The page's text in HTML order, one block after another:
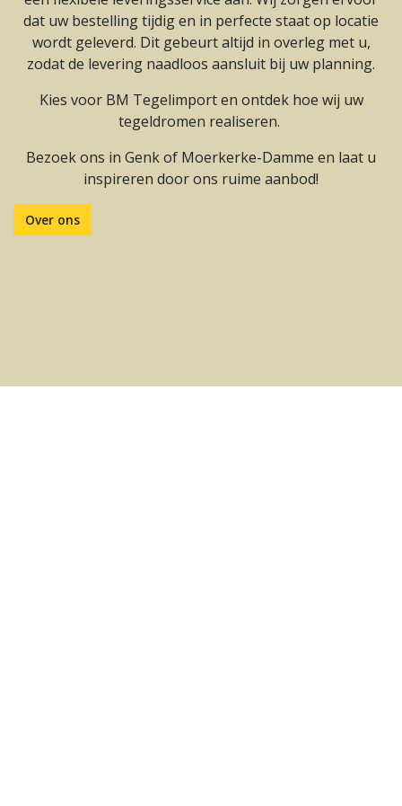
dat uw bestelling tijdig en in perfecte staat op locatie
wordt geleverd. Dit gebeurt altijd in overleg met u,
zodat de levering naadloos aansluit bij uw planning.
Kies voor BM Tegelimport en ontdek hoe wij uw
tegeldromen realiseren.
Bezoek ons in Genk of Moerkerke-Damme en laat u
inspireren door ons ruime aanbod!
Over ons